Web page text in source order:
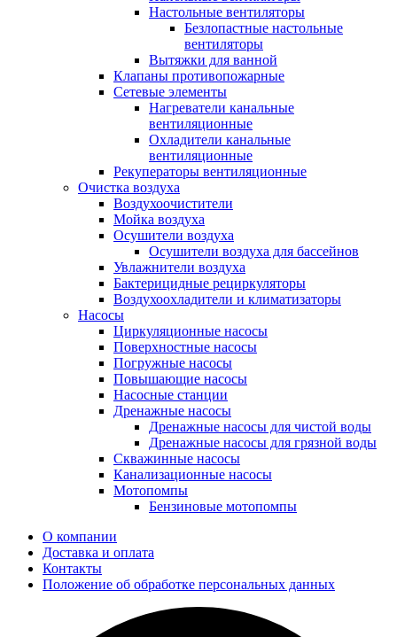
Настольные вентиляторы
Безлопастные настольные
вентиляторы
Вытяжки для ванной
Клапаны противопожарные
Сетевые элементы
Нагреватели канальные
вентиляционные
Охладители канальные
вентиляционные
Рекуператоры вентиляционные
Очистка воздуха
Воздухоочистители
Мойка воздуха
Осушители воздуха
Осушители воздуха для бассейнов
Увлажнители воздуха
Бактерицидные рециркуляторы
Воздухоохладители и климатизаторы
Насосы
Циркуляционные насосы
Поверхностные насосы
Погружные насосы
Повышающие насосы
Насосные станции
Дренажные насосы
Дренажные насосы для чистой воды
Дренажные насосы для грязной воды
Скважинные насосы
Канализационные насосы
Мотопомпы
Бензиновые мотопомпы
О компании
Доставка и оплата
Контакты
Положение об обработке персональных данных